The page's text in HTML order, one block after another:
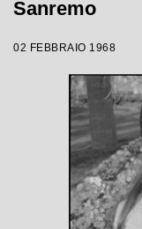
Sanremo
02 FEBBRAIO 1968